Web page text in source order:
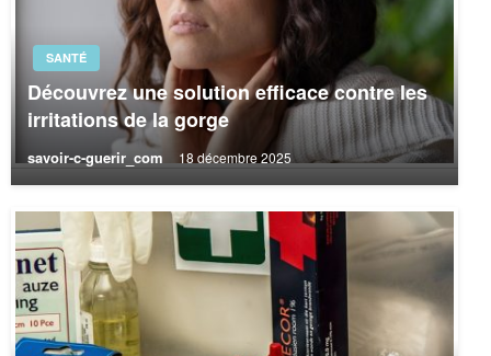
SANTÉ
Découvrez une solution efficace contre les
irritations de la gorge
savoir-c-guerir_com 18 décembre 2025